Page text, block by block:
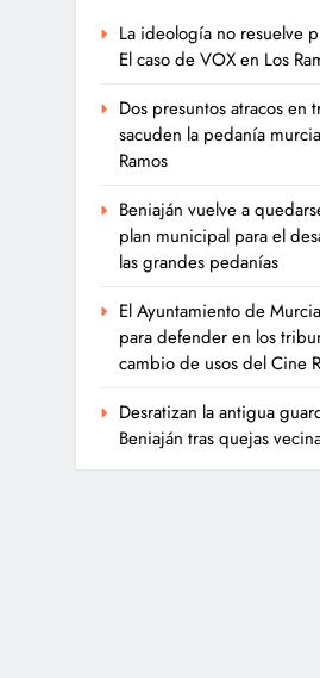
La ideología no resuelve
El caso de VOX en Los
Dos presuntos atracos en
sacuden la pedanía
Ramos
Beniaján vuelve a
plan municipal para el
las grandes pedanías
El Ayuntamiento de
para defender en los
cambio de usos del Cine
Desratizan la antigua
Beniaján tras quejas